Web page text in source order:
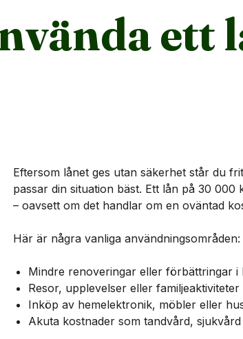
ett
Eftersom lånet ges utan säkerhet står du
passar din situation bäst. Ett lån på 30
– oavsett om det handlar om en oväntad
Här är några vanliga användningsområden:
Mindre renoveringar eller förbättringar
Resor, upplevelser eller familjeaktiviteter
Inköp av hemelektronik, möbler eller
Akuta kostnader som tandvård,